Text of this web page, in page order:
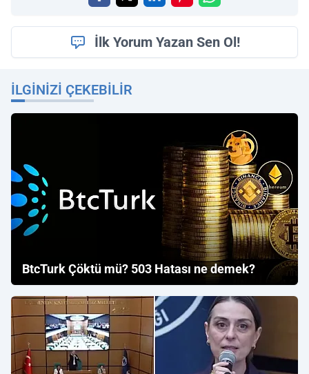
İlk Yorum Yazan Sen Ol!
İLGINIZI ÇEKEBILIR
BtcTurk Çöktü mü? 503 Hatası ne demek?